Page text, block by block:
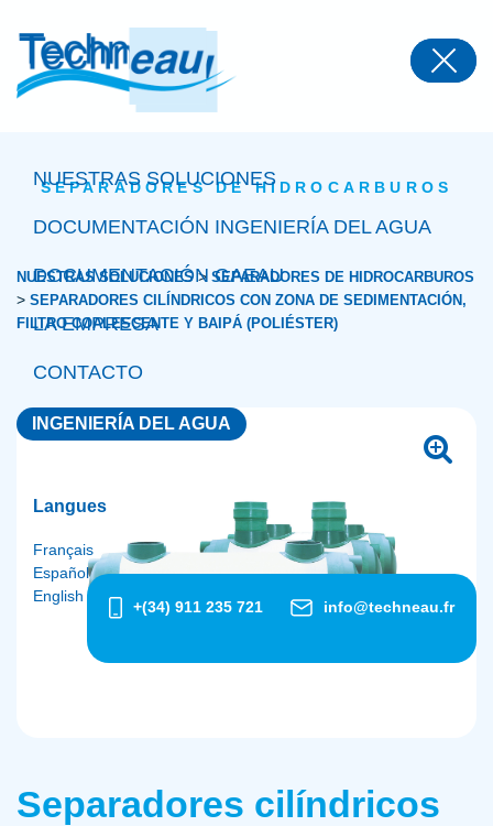
NUESTRAS SOLUCIONES
DOCUMENTACIÓN INGENIERÍA DEL AGUA
DOCUMENTACIÓN GAEAU
LA EMPRESA
CONTACTO
INGENIERÍA DEL AGUA
Langues
Français
Español
English
+(34) 911 235 721 info@techneau.fr
SEPARADORES DE HIDROCARBUROS
NUESTRAS SOLUCIONES > SEPARADORES DE HIDROCARBUROS
> SEPARADORES CILÍNDRICOS CON ZONA DE SEDIMENTACIÓN,
FILTRO COALESCENTE Y BAIPÁ (POLIÉSTER)
Separadores cilíndricos